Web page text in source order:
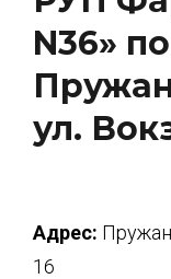
N36»
ул.
Адрес:
16